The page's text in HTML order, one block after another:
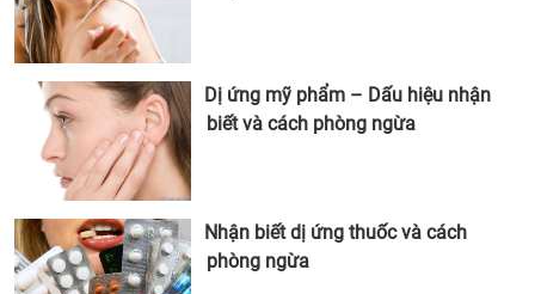
Dị ứng mỹ phẩm – Dấu hiệu nhận
biết và cách phòng ngừa
Nhận biết dị ứng thuốc và cách
phòng ngừa